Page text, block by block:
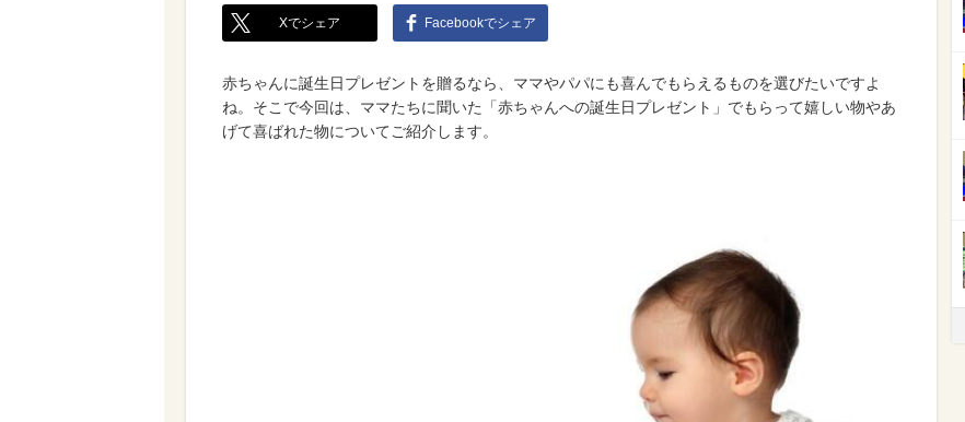
Xでシェア Facebookでシェア
赤ちゃんに誕生日プレゼントを贈るなら、ママやパパにも喜んでもらえるものを選びたいですよ
ね。そこで今回は、ママたちに聞いた「赤ちゃんへの誕生日プレゼント」でもらって嬉しい物やあ
げて喜ばれた物についてご紹介します。